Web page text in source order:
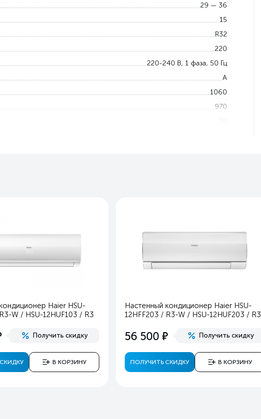
29 — 36
15
R32
220
220-240 В, 1 фаза, 50 Гц
A
1060
970
301
256
26
Золотой
Охлаждение и обогрев
Haier HSU-
W / HSU-12HUF103 / R3
Получить скидку
В КОРЗИНУ
Настенный кондиционер Haier HSU-
12HFF203 / R3-W / HSU-12HUF203 / R3
56 500 е Получить скидку
ПОЛУЧИТЬ СКИДКУ В КОРЗИНУ